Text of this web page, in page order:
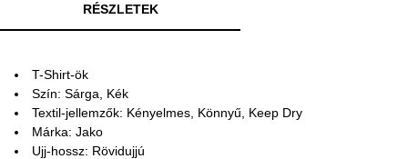
RÉSZLETEK
T-Shirt-ök
Szín: Sárga, Kék
Textil-jellemzők: Kényelmes, Könnyű, Keep Dry
Márka: Jako
Ujj-hossz: Rövidujjú